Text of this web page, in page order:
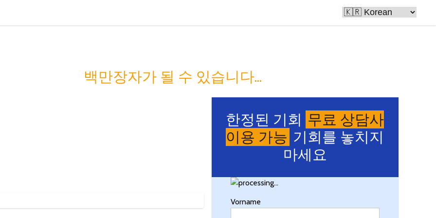
백만장자가 될 수 있습니다...
한정된 기회 무료 상담사
이용 가능 기회를 놓치지
마세요
Vorname